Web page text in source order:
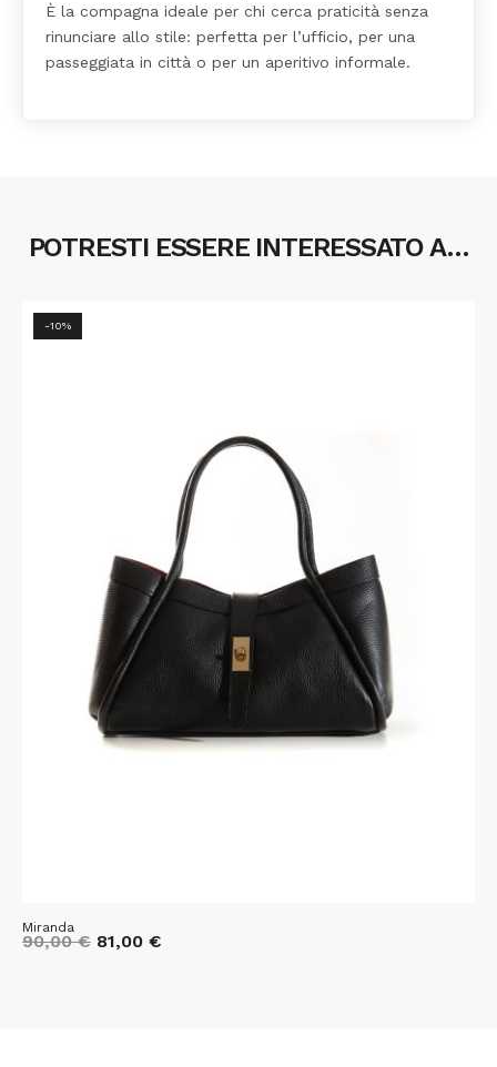
È la compagna ideale per chi cerca praticità senza
rinunciare allo stile: perfetta per l’ufficio, per una
passeggiata in città o per un aperitivo informale.
POTRESTI ESSERE INTERESSATO A…
-10%
Miranda
90,00€ 81,00 €